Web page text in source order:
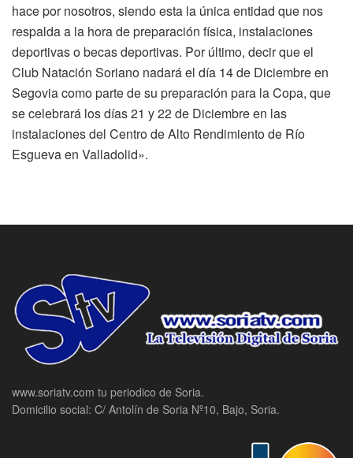
hace por nosotros, siendo esta la única entidad que nos
respalda a la hora de preparación física, instalaciones
deportivas o becas deportivas. Por último, decir que el
Club Natación Soriano nadará el día 14 de Diciembre en
Segovia como parte de su preparación para la Copa, que
se celebrará los días 21 y 22 de Diciembre en las
instalaciones del Centro de Alto Rendimiento de Río
Esgueva en Valladolid».
www.soriatv.com tu periodico de Soria.
Domicilio social: C/ Antolín de Soria Nº10, Bajo, Soria.